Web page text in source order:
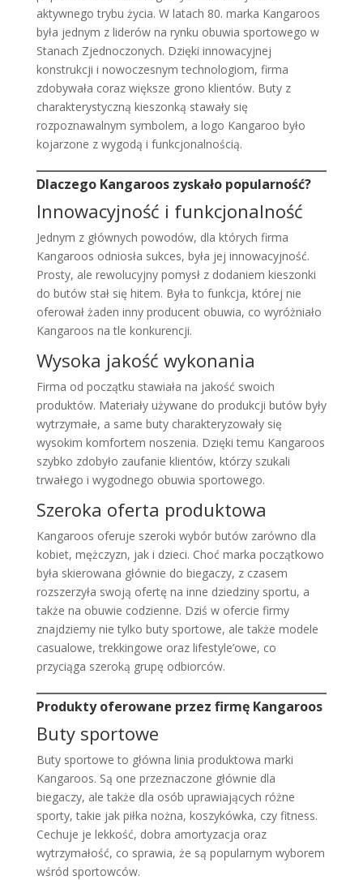
aktywnego trybu życia. W latach 80. marka Kangaroos
była jednym z liderów na rynku obuwia sportowego w
Stanach Zjednoczonych. Dzięki innowacyjnej
konstrukcji i nowoczesnym technologiom, firma
zdobywała coraz większe grono klientów. Buty z
charakterystyczną kieszonką stawały się
rozpoznawalnym symbolem, a logo Kangaroo było
kojarzone z wygodą i funkcjonalnością.
Dlaczego Kangaroos zyskało popularność?
Innowacyjność i funkcjonalność
Jednym z głównych powodów, dla których firma
Kangaroos odniosła sukces, była jej innowacyjność.
Prosty, ale rewolucyjny pomysł z dodaniem kieszonki
do butów stał się hitem. Była to funkcja, której nie
oferował żaden inny producent obuwia, co wyróżniało
Kangaroos na tle konkurencji.
Wysoka jakość wykonania
Firma od początku stawiała na jakość swoich
produktów. Materiały używane do produkcji butów były
wytrzymałe, a same buty charakteryzowały się
wysokim komfortem noszenia. Dzięki temu Kangaroos
szybko zdobyło zaufanie klientów, którzy szukali
trwałego i wygodnego obuwia sportowego.
Szeroka oferta produktowa
Kangaroos oferuje szeroki wybór butów zarówno dla
kobiet, mężczyzn, jak i dzieci. Choć marka początkowo
była skierowana głównie do biegaczy, z czasem
rozszerzyła swoją ofertę na inne dziedziny sportu, a
także na obuwie codzienne. Dziś w ofercie firmy
znajdziemy nie tylko buty sportowe, ale także modele
casualowe, trekkingowe oraz lifestyle’owe, co
przyciąga szeroką grupę odbiorców.
Produkty oferowane przez firmę Kangaroos
Buty sportowe
Buty sportowe to główna linia produktowa marki
Kangaroos. Są one przeznaczone głównie dla
biegaczy, ale także dla osób uprawiających różne
sporty, takie jak piłka nożna, koszykówka, czy fitness.
Cechuje je lekkość, dobra amortyzacja oraz
wytrzymałość, co sprawia, że są popularnym wyborem
wśród sportowców.